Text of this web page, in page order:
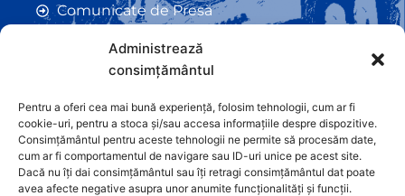
Administrează
consimțământul
Pentru a oferi cea mai bună experiență, folosim tehnologii, cum ar fi
cookie-uri, pentru a stoca și/sau accesa informațiile despre dispozitive.
Consimțământul pentru aceste tehnologii ne permite să procesăm date,
cum ar fi comportamentul de navigare sau ID-uri unice pe acest site.
Dacă nu îți dai consimțământul sau îți retragi consimțământul dat poate
avea afecte negative asupra unor anumite funcționalități și funcții.
Comunicate de Presă
Anunțuri
Hotarâri de Consiliu
Certificate de Urbanism
Autorizații de Construcții
Orașe Înfrățite
Contact